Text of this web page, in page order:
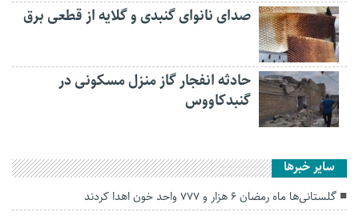
صدای نانوای گنبدی و گلایه از قطعی برق
حادثه انفجار گاز منزل مسکونی در
گنبدکاووس
سایر خبرها
گلستانی‌ها ماه رمضان ۶ هزار و ۷۷۷ واحد خون اهدا کردند